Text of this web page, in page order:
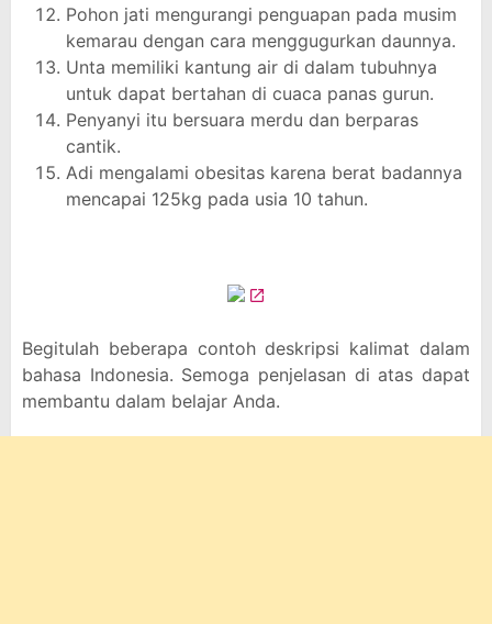
Pohon jati mengurangi penguapan pada musim
kemarau dengan cara menggugurkan daunnya.
Unta memiliki kantung air di dalam tubuhnya
untuk dapat bertahan di cuaca panas gurun.
Penyanyi itu bersuara merdu dan berparas
cantik.
Adi mengalami obesitas karena berat badannya
mencapai 125kg pada usia 10 tahun.
Begitulah beberapa contoh deskripsi kalimat dalam
bahasa Indonesia. Semoga penjelasan di atas dapat
membantu dalam belajar Anda.